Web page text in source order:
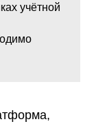
учётной